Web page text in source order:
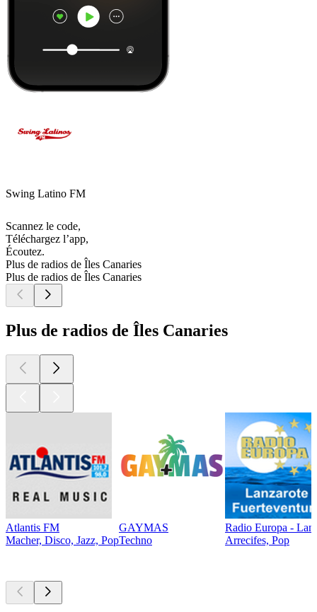
Swing Latino FM
Scannez le code,
Téléchargez l’app,
Écoutez.
Plus de radios de Îles Canaries
Plus de radios de Îles Canaries
Plus de radios de Îles Canaries
Atlantis FM
Macher, Disco, Jazz, Pop
GAYMAS
Techno
Radio Europa -
Arrecifes, Pop